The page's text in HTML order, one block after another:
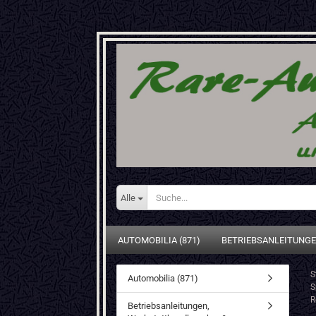
Alle
AUTOMOBILIA (871)
Automobilia (871)
Betriebsanleitungen,